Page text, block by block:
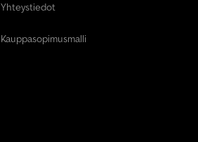
Yhteystiedot
Kauppasopimusmalli